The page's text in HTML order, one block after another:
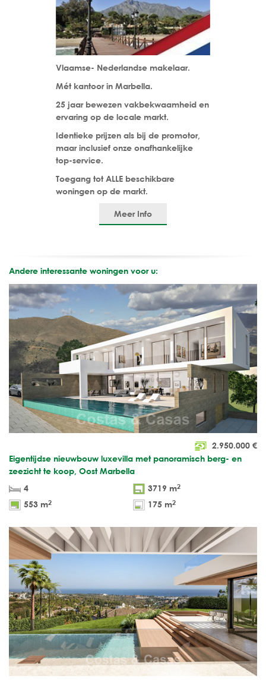
Vlaamse- Nederlandse makelaar.
Mét kantoor in Marbella.
25 jaar bewezen vakbekwaamheid en
ervaring op de locale markt.
Identieke prijzen als bij de promotor,
maar inclusief onze onafhankelijke
top-service.
Toegang tot ALLE beschikbare
woningen op de markt.
Meer Info
Andere interessante woningen voor u:
2.950.000 €
Eigentijdse nieuwbouw luxevilla met panoramisch berg- en
zeezicht te koop, Oost Marbella
4
3719 m2
553 m2 175 m2